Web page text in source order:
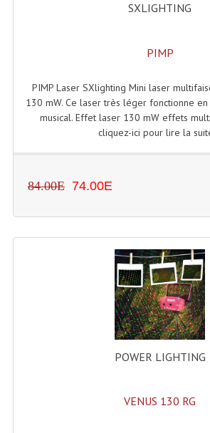
Enceintes Passives Sono
Retours De Scène
Caisson De Basse
Enceintes Hifi
Enceintes Monitoring
Filtres Actifs, Correcteurs
Filtres Passifs
SXLIGHTING
PIMP
PIMP Laser SXlighting Mini laser
130 mW. Ce laser très léger fonctionne
musical. Effet laser 130 mW effets
cliquez-ici pour lire la
84.00E 74.00E
POWER LIGHTING
VENUS 130 RG